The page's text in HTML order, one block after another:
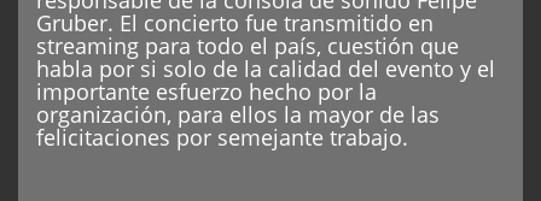
Gruber. El concierto fue transmitido en
streaming para todo el país, cuestión que
habla por si solo de la calidad del evento y el
importante esfuerzo hecho por la
organización, para ellos la mayor de las
felicitaciones por semejante trabajo.